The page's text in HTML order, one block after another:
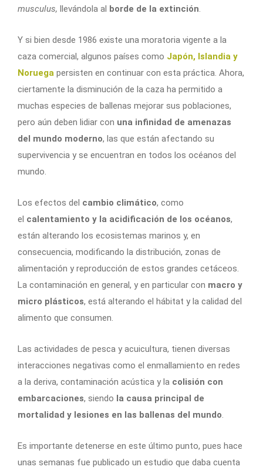
musculus, llevándola al borde de la extinción.
Y si bien desde 1986 existe una moratoria vigente a la
caza comercial, algunos países como Japón, Islandia y
Noruega persisten en continuar con esta práctica. Ahora,
ciertamente la disminución de la caza ha permitido a
muchas especies de ballenas mejorar sus poblaciones,
pero aún deben lidiar con una infinidad de amenazas
del mundo moderno, las que están afectando su
supervivencia y se encuentran en todos los océanos del
mundo.
Los efectos del cambio climático, como
el calentamiento y la acidificación de los océanos,
están alterando los ecosistemas marinos y, en
consecuencia, modificando la distribución, zonas de
alimentación y reproducción de estos grandes cetáceos.
La contaminación en general, y en particular con macro y
micro plásticos, está alterando el hábitat y la calidad del
alimento que consumen.
Las actividades de pesca y acuicultura, tienen diversas
interacciones negativas como el enmallamiento en redes
a la deriva, contaminación acústica y la colisión con
embarcaciones, siendo la causa principal de
mortalidad y lesiones en las ballenas del mundo.
Es importante detenerse en este último punto, pues hace
unas semanas fue publicado un estudio que daba cuenta